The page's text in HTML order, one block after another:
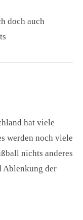
doch auch
hat viele
werden noch viele
nichts anderes
Ablenkung der